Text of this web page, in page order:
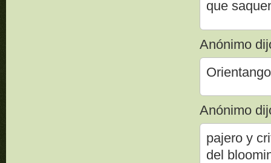
que
Anónimo
Anónimo
pajero y
del